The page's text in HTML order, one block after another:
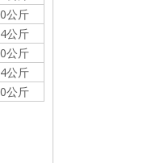
公斤
公斤
公斤
公斤
公斤